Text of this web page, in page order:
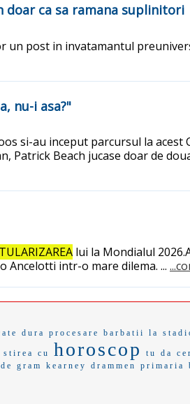
doar ca sa ramana suplinitori
un post in invatamantul
nu-i asa?"
si-au inceput parcursul la acest
Patrick Beach jucase doar de
lui la Mondialul
Ancelotti intr-o mare dilema. ...
dura procesare barbatii la
stirea cu horoscop tu da
de gram kearney drammen primaria